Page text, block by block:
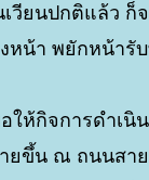
วียนปกติแล้ว ก็
หน้า พยักหน้ารั
ให้กิจการดำเ
ยขึ้น ณ ถนนสา